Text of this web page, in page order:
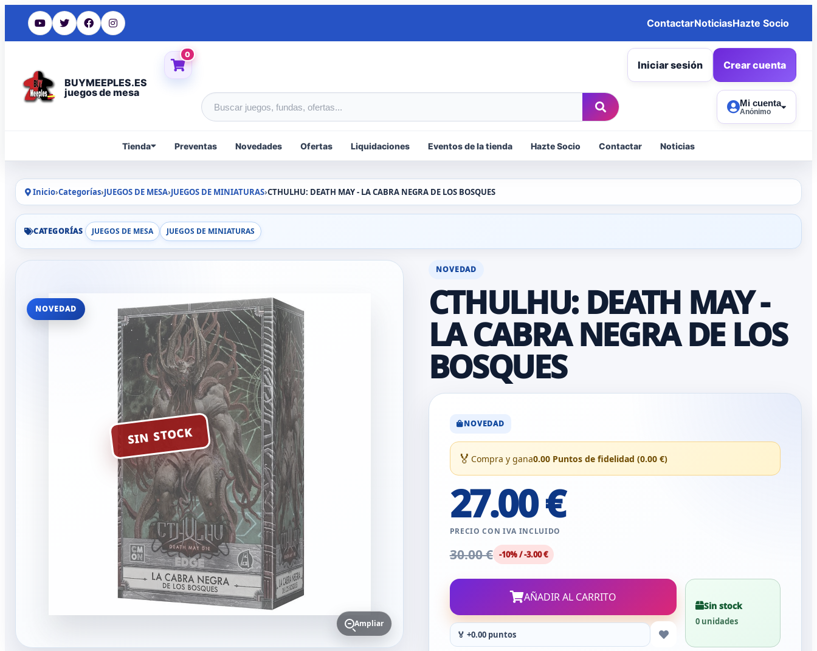
ContactarNoticiasHazte Socio
BUYMEEPLES.ES
juegos de mesa
0
Iniciar sesión Crear cuenta
Buscar productos
Mi cuenta
Anónimo
Tienda Preventas Novedades Ofertas Liquidaciones Eventos de la tienda Hazte Socio Contactar Noticias
Inicio›Categorías›JUEGOS DE MESA›JUEGOS DE MINIATURAS›CTHULHU: DEATH MAY - LA CABRA NEGRA DE LOS BOSQUES
CATEGORÍAS JUEGOS DE MESA JUEGOS DE MINIATURAS
NOVEDAD
SIN STOCK
Ampliar
NOVEDAD
CTHULHU: DEATH MAY -
LA CABRA NEGRA DE LOS
BOSQUES
NOVEDAD
🏅 Compra y gana0.00 Puntos de fidelidad (0.00 €)
27.00 €
PRECIO CON IVA INCLUIDO
30.00 € -10% / -3.00 €
AÑADIR AL CARRITO
🏅 +0.00 puntos
Sin stock
0 unidades